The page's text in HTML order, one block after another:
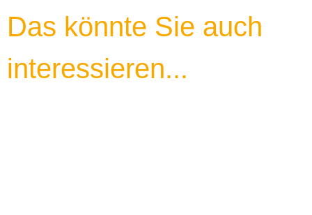
Das könnte Sie auch
interessieren...